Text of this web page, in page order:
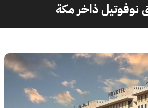
نوفوتيل ذاخر مكة